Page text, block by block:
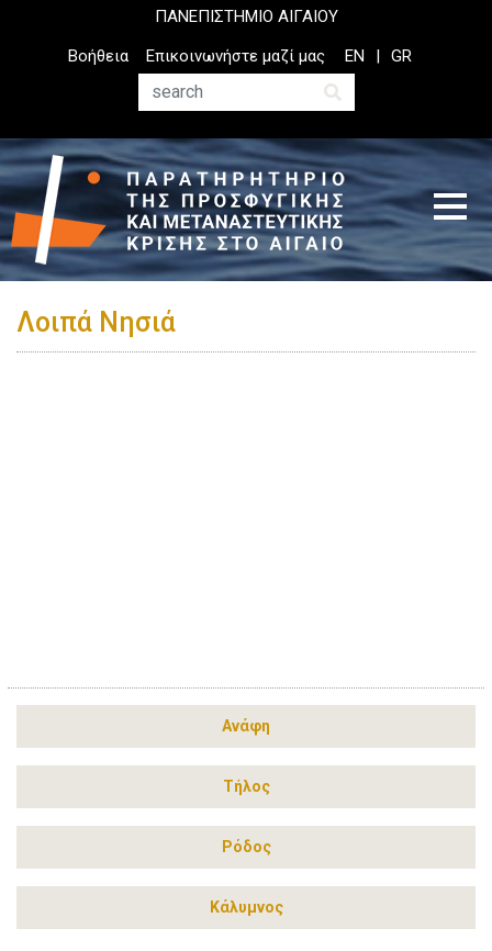
ΠΑΝΕΠΙΣΤΗΜΙΟ ΑΙΓΑΙΟΥ
Top
Header
Βοήθεια
Επικοινωνήστε μαζί μας
Αναζήτηση
EN GR
Λοιπά Νησιά
Ανάφη
Τήλος
Ρόδος
Κάλυμνος